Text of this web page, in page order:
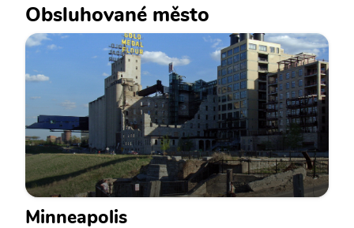
Obsluhované město
Minneapolis